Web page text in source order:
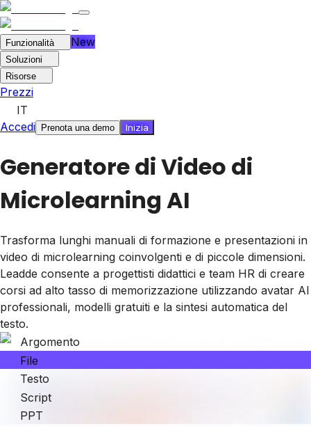
Funzionalità New
Soluzioni
Risorse
Prezzi
IT
Accedi
Prenota una demo Inizia
Generatore di Video di
Microlearning AI
Trasforma lunghi manuali di formazione e presentazioni in
video di microlearning coinvolgenti e di piccole dimensioni.
Leadde consente a progettisti didattici e team HR di creare
corsi ad alto tasso di memorizzazione utilizzando avatar AI
professionali, modelli gratuiti e la sintesi automatica del
testo.
Argomento
File
Testo
Script
PPT